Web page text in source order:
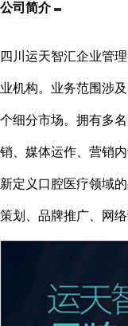
公司简介
四川运天智汇企业管
业机构。业务范围涉及
个细分市场。拥有多
销、媒体运作、营销
新定义口腔医疗领域
策划、品牌推广、网